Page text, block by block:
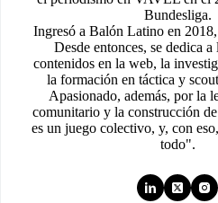
Bundesliga.
Ingresó a Balón Latino en
Desde entonces, se dedica
contenidos en la web, la
la formación en táctica y
Apasionado, además, por la
comunitario y la construcción
es un juego colectivo, y, con
todo".